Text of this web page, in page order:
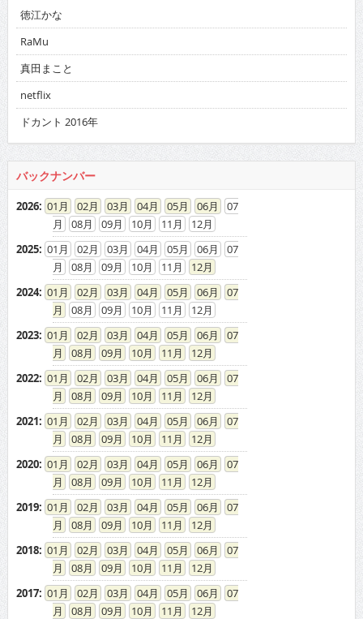
徳江かな
RaMu
真田まこと
netflix
ドカント 2016年
バックナンバー
2026: 01 02 03 04 05 06
07
08
09 10 11
12
2025: 01 02 03 04 05 06
07
08
09 10 11
12
2024: 01 02 03 04 05 06
07
08
09 10 11
12
2023: 01 02 03 04 05 06
07
08
09 10 11
12
2022: 01 02 03 04 05 06
07
08
09 10 11
12
2021: 01 02 03 04 05 06
07
08
09 10 11
12
2020: 01 02 03 04 05 06
07
08
09 10 11
12
2019: 01 02 03 04 05 06
07
08
09 10 11
12
2018: 01 02 03 04 05 06
07
08
09 10 11
12
2017: 01 02 03 04 05 06
07
08
09 10 11
12